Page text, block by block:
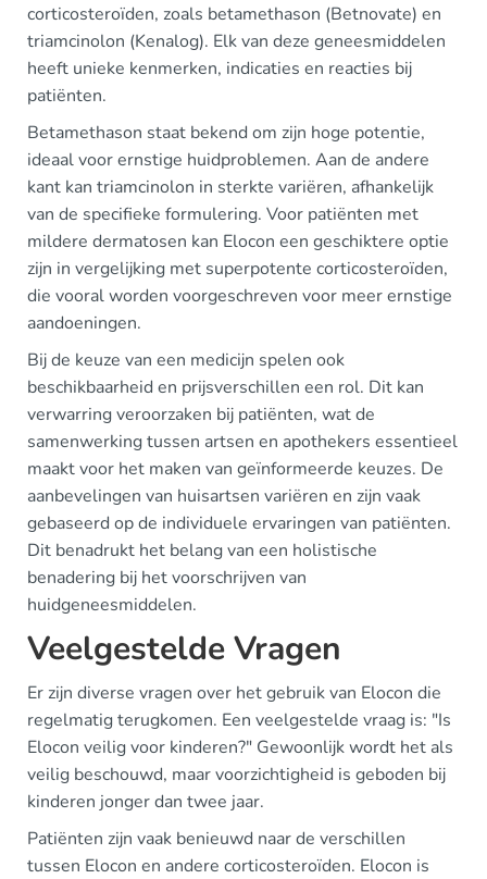
corticosteroïden, zoals betamethason (Betnovate) en
triamcinolon (Kenalog). Elk van deze geneesmiddelen
heeft unieke kenmerken, indicaties en reacties bij
patiënten.
Betamethason staat bekend om zijn hoge potentie,
ideaal voor ernstige huidproblemen. Aan de andere
kant kan triamcinolon in sterkte variëren, afhankelijk
van de specifieke formulering. Voor patiënten met
mildere dermatosen kan Elocon een geschiktere optie
zijn in vergelijking met superpotente corticosteroïden,
die vooral worden voorgeschreven voor meer ernstige
aandoeningen.
Bij de keuze van een medicijn spelen ook
beschikbaarheid en prijsverschillen een rol. Dit kan
verwarring veroorzaken bij patiënten, wat de
samenwerking tussen artsen en apothekers essentieel
maakt voor het maken van geïnformeerde keuzes. De
aanbevelingen van huisartsen variëren en zijn vaak
gebaseerd op de individuele ervaringen van patiënten.
Dit benadrukt het belang van een holistische
benadering bij het voorschrijven van
huidgeneesmiddelen.
Veelgestelde Vragen
Er zijn diverse vragen over het gebruik van Elocon die
regelmatig terugkomen. Een veelgestelde vraag is: "Is
Elocon veilig voor kinderen?" Gewoonlijk wordt het als
veilig beschouwd, maar voorzichtigheid is geboden bij
kinderen jonger dan twee jaar.
Patiënten zijn vaak benieuwd naar de verschillen
tussen Elocon en andere corticosteroïden. Elocon is